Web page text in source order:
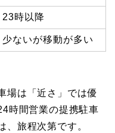
23時以降
少ないが移動が多い
場は「近さ」では優
時間営業の提携駐車
、旅程次第です。